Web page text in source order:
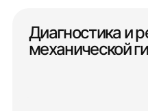
Диагностика и
механической